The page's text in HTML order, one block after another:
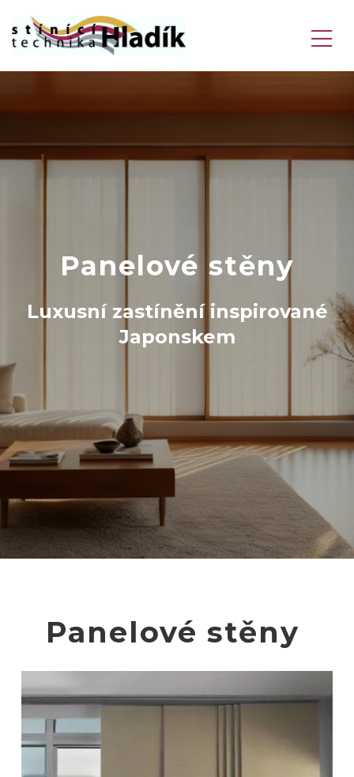
Panelové stěny
Luxusní zastínění inspirované
Japonskem
Panelové stěny